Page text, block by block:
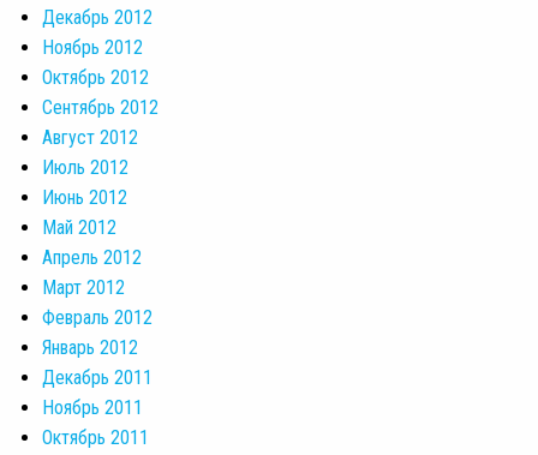
Декабрь 2012
Ноябрь 2012
Октябрь 2012
Сентябрь 2012
Август 2012
Июль 2012
Июнь 2012
Май 2012
Апрель 2012
Март 2012
Февраль 2012
Январь 2012
Декабрь 2011
Ноябрь 2011
Октябрь 2011